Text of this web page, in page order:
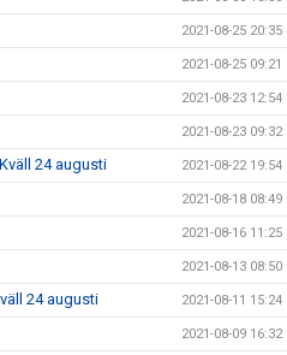
2021-08-25 20:35
2021-08-25 09:21
2021-08-23 12:54
2021-08-23 09:32
24 augusti 2021-08-22 19:54
2021-08-18 08:49
2021-08-16 11:25
2021-08-13 08:50
24 augusti 2021-08-11 15:24
2021-08-09 16:32